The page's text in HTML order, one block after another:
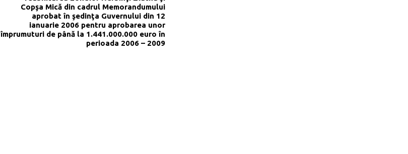
Copşa Mică din cadrul Memorandumului
aprobat în şedinţa Guvernului din 12
ianuarie 2006 pentru aprobarea unor
împrumuturi de până la 1.441.000.000 euro în
perioada 2006 – 2009